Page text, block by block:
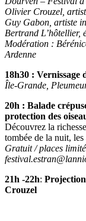
Olivier Crouzel,
Guy Gabon, artiste
Bertrand L’hôtellier,
Modération :
Ardenne
18h30 : Vernissage
Île-Grande,
20h : Balade
protection des
Découvrez la
tombée de la nuit, les
Gratuit / places
21h -22h:
Crouzel